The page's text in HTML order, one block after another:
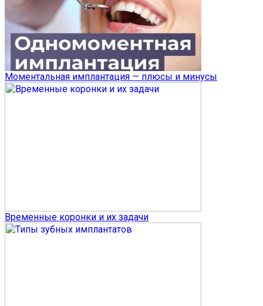
Моментальная имплантация — плюсы и минусы
Временные коронки и их задачи